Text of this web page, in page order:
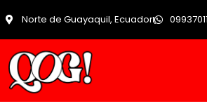
Norte de Guayaquil, Ecuador